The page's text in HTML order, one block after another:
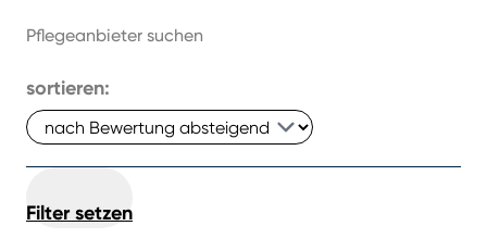
Pflegeanbieter suchen
sortieren:
Filter setzen